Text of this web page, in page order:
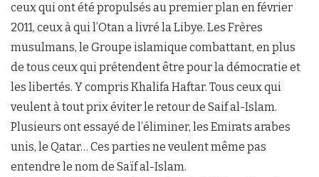
ceux qui ont été propulsés au premier plan en février
2011, ceux à qui l’Otan a livré la Libye. Les Frères
musulmans, le Groupe islamique combattant, en plus
de tous ceux qui prétendent être pour la démocratie et
les libertés. Y compris Khalifa Haftar. Tous ceux qui
veulent à tout prix éviter le retour de Saif al-Islam.
Plusieurs ont essayé de l’éliminer, les Emirats arabes
unis, le Qatar… Ces parties ne veulent même pas
entendre le nom de Saïf al-Islam.